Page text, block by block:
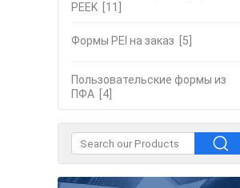
PEEK [11]
Формы PEI на заказ [5]
Пользовательские формы из
ПФА [4]